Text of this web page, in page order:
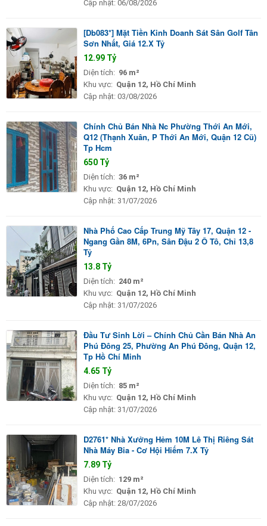
Cập nhật: 06/08/2026
[Db083*] Mặt Tiền Kinh Doanh Sát Sân Golf Tân
Sơn Nhất, Giá 12.X Tỷ
12.99 Tỷ
Diện tích: 96 m²
Khu vực: Quận 12, Hồ Chí Minh
Cập nhật: 03/08/2026
Chính Chủ Bán Nhà Nc Phường Thới An Mới,
Q12 (Thạnh Xuân, P Thới An Mới, Quận 12 Cũ)
Tp Hcm
650 Tỷ
Diện tích: 36 m²
Khu vực: Quận 12, Hồ Chí Minh
Cập nhật: 31/07/2026
Nhà Phố Cao Cấp Trung Mỹ Tây 17, Quận 12 -
Ngang Gần 8M, 6Pn, Sân Đậu 2 Ô Tô, Chỉ 13,8
Tỷ
13.8 Tỷ
Diện tích: 240 m²
Khu vực: Quận 12, Hồ Chí Minh
Cập nhật: 31/07/2026
Đầu Tư Sinh Lời – Chính Chủ Cần Bán Nhà An
Phú Đông 25, Phường An Phú Đông, Quận 12,
Tp Hồ Chí Minh
4.65 Tỷ
Diện tích: 85 m²
Khu vực: Quận 12, Hồ Chí Minh
Cập nhật: 31/07/2026
D2761* Nhà Xưởng Hẻm 10M Lê Thị Riêng Sát
Nhà Máy Bia - Cơ Hội Hiếm 7.X Tỷ
7.89 Tỷ
Diện tích: 129 m²
Khu vực: Quận 12, Hồ Chí Minh
Cập nhật: 28/07/2026